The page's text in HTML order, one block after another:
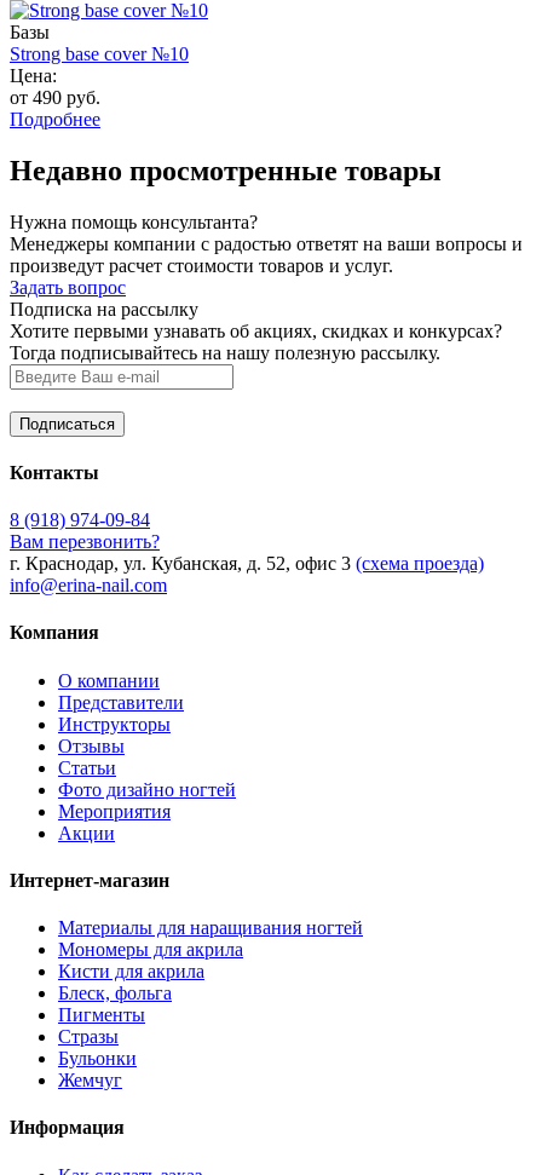
Базы
Strong base cover №10
Цена:
от 490 руб.
Подробнее
Недавно просмотренные товары
Нужна помощь консультанта?
Менеджеры компании с радостью ответят на ваши вопросы и
произведут расчет стоимости товаров и услуг.
Задать вопрос
Подписка на рассылку
Хотите первыми узнавать об акциях, скидках и конкурсах?
Тогда подписывайтесь на нашу полезную рассылку.
Контакты
8 (918) 974-09-84
Вам перезвонить?
г. Краснодар, ул. Кубанская, д. 52, офис 3 (схема проезда)
info@erina-nail.com
Компания
О компании
Представители
Инструкторы
Отзывы
Статьи
Фото дизайно ногтей
Мероприятия
Акции
Интернет-магазин
Материалы для наращивания ногтей
Мономеры для акрила
Кисти для акрила
Блеск, фольга
Пигменты
Стразы
Бульонки
Жемчуг
Информация